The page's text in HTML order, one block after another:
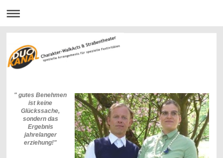
" gutes Benehmen
ist keine
Glückssache,
sondern das
Ergebnis
jahrelanger
erziehung!"